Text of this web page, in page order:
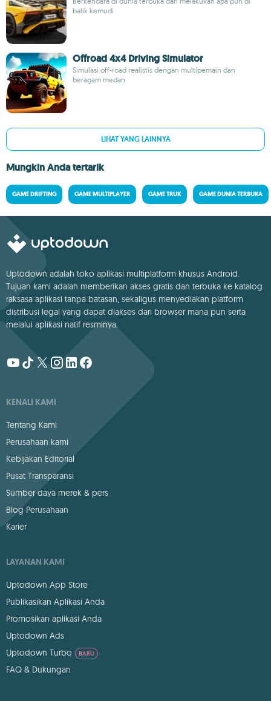
balik kemudi
Offroad 4x4 Driving Simulator
Simulasi off-road realistis dengan multipemain dan
beragam medan
LIHAT YANG LAINNYA
Mungkin Anda tertarik
GAME DRIFTING GAME MULTIPLAYER GAME TRUK GAME DUNIA TERBUKA
Uptodown adalah toko aplikasi multiplatform khusus Android.
Tujuan kami adalah memberikan akses gratis dan terbuka ke katalog
raksasa aplikasi tanpa batasan, sekaligus menyediakan platform
distribusi legal yang dapat diakses dari browser mana pun serta
melalui aplikasi natif resminya.
KENALI KAMI
Tentang Kami
Perusahaan kami
Kebijakan Editorial
Pusat Transparansi
Sumber daya merek & pers
Blog Perusahaan
Karier
LAYANAN KAMI
Uptodown App Store
Publikasikan Aplikasi Anda
Promosikan aplikasi Anda
Uptodown Ads
Uptodown Turbo
BARU
FAQ & Dukungan